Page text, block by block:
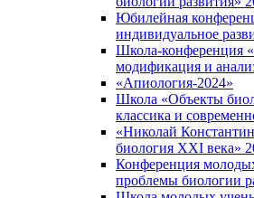
Юбилейная
индивидуальное
Школа-конференция
модификация и
«Апиология-2024»
Школа «Объекты
классика и
«Николай
биология XXI века»
Конференция
проблемы биологии